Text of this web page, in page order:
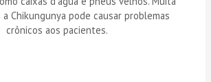
Chikungunya pode causar problemas
crônicos aos pacientes.